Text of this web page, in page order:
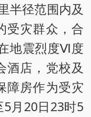
半径范围内及
受灾群众，合
地震烈度Ⅵ度
酒店，党校及
障房作为受灾
月20日23时5